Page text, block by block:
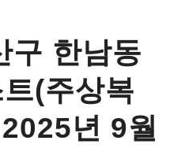
구 한남동
(주상복
년 9월